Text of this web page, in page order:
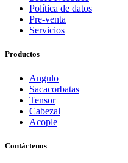
Política de datos
Pre-venta
Servicios
Productos
Angulo
Sacacorbatas
Tensor
Cabezal
Acople
Contáctenos